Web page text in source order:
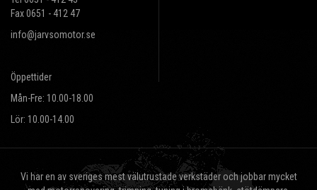
Fax 0651 - 412 47
info@jarvsomotor.se
Öppettider
Mån-Fre: 10.00-18.00
Lör: 10.00-14.00
Vi har en av sveriges mest välutrustade verkstäder och jobbar mycket